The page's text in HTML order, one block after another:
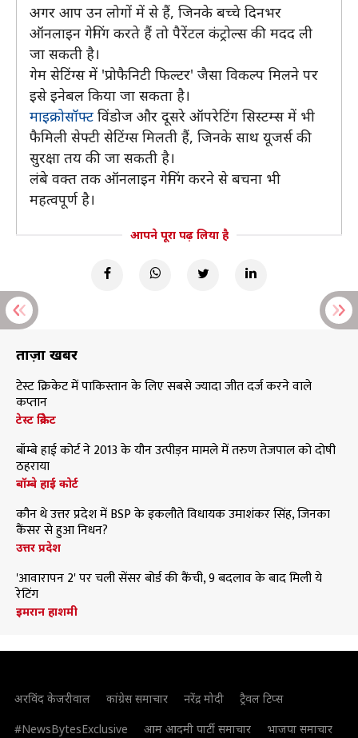
अगर आप उन लोगों में से हैं, जिनके बच्चे दिनभर
ऑनलाइन गेमिंग करते हैं तो पैरेंटल कंट्रोल्स की मदद ली
जा सकती है।
गेम सेटिंग्स में 'प्रोफैनिटी फिल्टर' जैसा विकल्प मिलने पर
इसे इनेबल किया जा सकता है।
माइक्रोसॉफ्ट विंडोज और दूसरे ऑपरेटिंग सिस्टम्स में भी
फैमिली सेफ्टी सेटिंग्स मिलती हैं, जिनके साथ यूजर्स की
सुरक्षा तय की जा सकती है।
लंबे वक्त तक ऑनलाइन गेमिंग करने से बचना भी
महत्वपूर्ण है।
आपने पूरा पढ़ लिया है
ताज़ा खबरें
टेस्ट क्रिकेट में पाकिस्तान के लिए सबसे ज्यादा जीत दर्ज करने वाले
कप्तान
टेस्ट क्रिकेट
बॉम्बे हाई कोर्ट ने 2013 के यौन उत्पीड़न मामले में तरुण तेजपाल को दोषी
ठहराया
बॉम्बे हाई कोर्ट
कौन थे उत्तर प्रदेश में BSP के इकलौते विधायक उमाशंकर सिंह, जिनका
कैंसर से हुआ निधन?
उत्तर प्रदेश
'आवारापन 2' पर चली सेंसर बोर्ड की कैंची, 9 बदलाव के बाद मिली ये
रेटिंग
इमरान हाशमी
अरविंद केजरीवाल कांग्रेस समाचार नरेंद्र मोदी
ट्रैवल टिप्स
#NewsBytesExclusive
आम आदमी पार्टी समाचार भाजपा समाचार